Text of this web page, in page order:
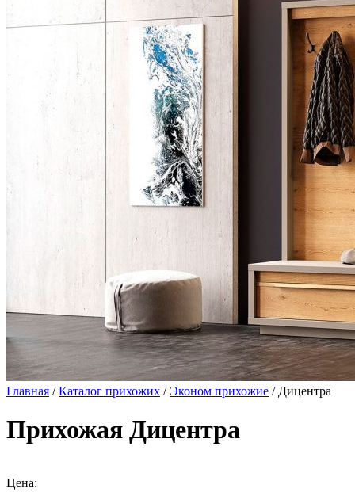
Главная /Каталог прихожих /Эконом прихожие / Дицентра
Прихожая Дицентра
Цена: